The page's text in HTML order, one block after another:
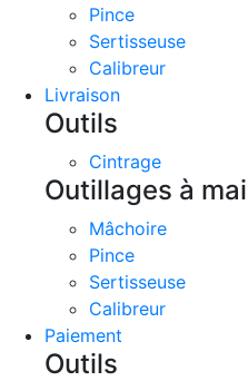
Pince
Sertisseuse
Calibreur
Livraison
Outils
Cintrage
Outillages à
Mâchoire
Pince
Sertisseuse
Calibreur
Paiement
Outils